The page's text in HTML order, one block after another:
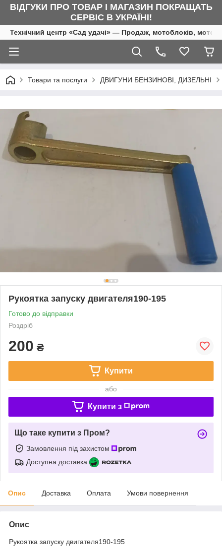
ВІДГУКИ ПРО ТОВАР І МАГАЗИН ПОКРАЩАТЬ
СЕРВІС В УКРАЇНІ!
Технічний центр «Сад удачі» — Продаж, мотоблоків,
Товари та послуги ДВИГУНИ БЕНЗИНОВІ, ДИЗЕЛЬНІ
Рукоятка запуску двигателя190-195
Готово до відправки
Роздріб
200 ₴
Купити
або
Купити з
Що таке купити з Пром?
Замовлення під захистом
Доступна доставка
Опис Доставка Оплата Умови повернення
Опис
Рукоятка запуску двигателя190-195